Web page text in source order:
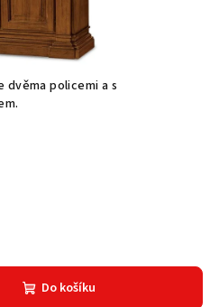
dvěma policemi a s
Do košíku